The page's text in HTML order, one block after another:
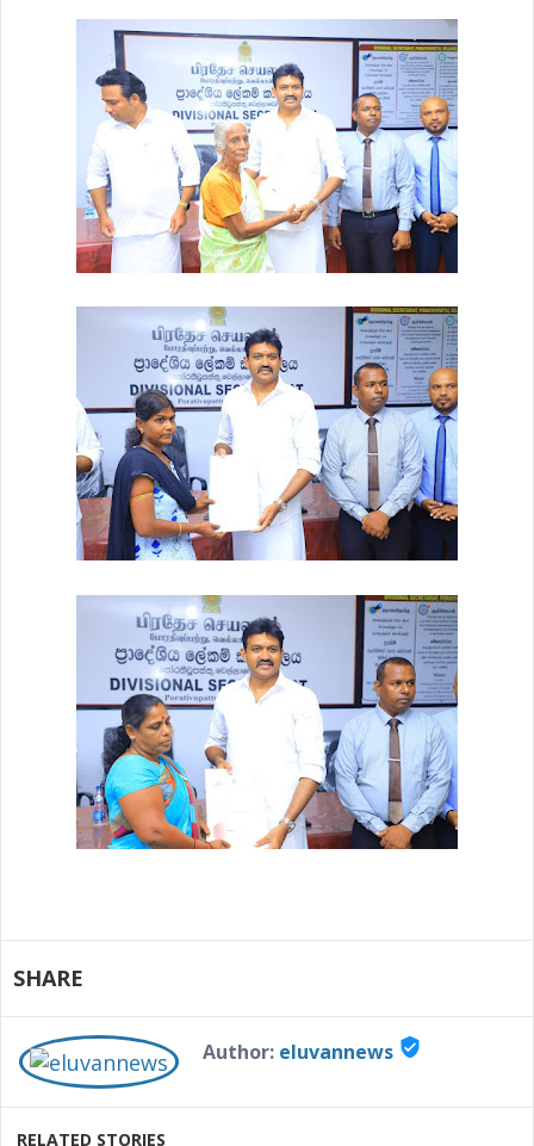
SHARE
Author: eluvannews verified_user
RELATED STORIES